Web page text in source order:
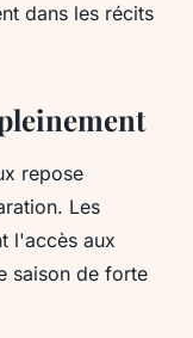
dans les récits
repose
Les
l'accès aux
saison de forte